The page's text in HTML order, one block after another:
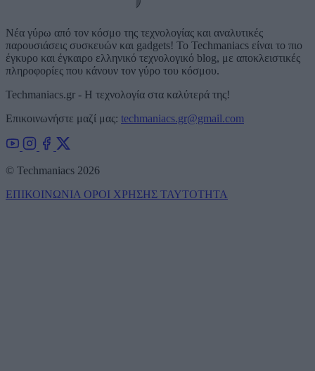
Νέα γύρω από τον κόσμο της τεχνολογίας και αναλυτικές
παρουσιάσεις συσκευών και gadgets! Το Techmaniacs είναι το πιο
έγκυρο και έγκαιρο ελληνικό τεχνολογικό blog, με αποκλειστικές
πληροφορίες που κάνουν τον γύρο του κόσμου.
Techmaniacs.gr - Η τεχνολογία στα καλύτερά της!
Επικοινωνήστε μαζί μας: techmaniacs.gr@gmail.com
© Techmaniacs 2026
ΕΠΙΚΟΙΝΩΝΙΑ ΟΡΟΙ ΧΡΗΣΗΣ ΤΑΥΤΟΤΗΤΑ